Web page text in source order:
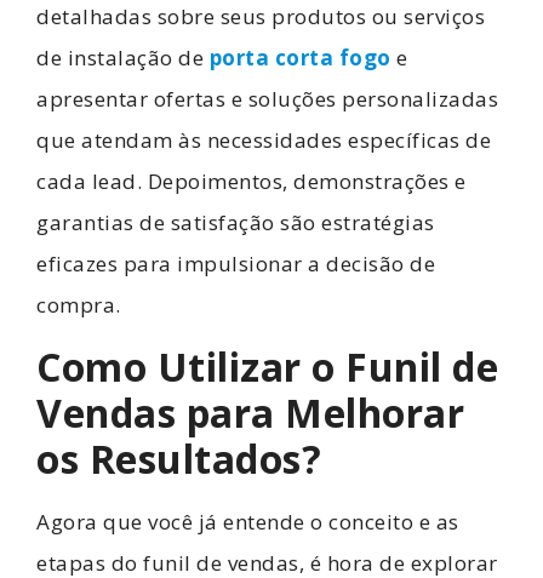
detalhadas sobre seus produtos ou serviços
de instalação de porta corta fogo e
apresentar ofertas e soluções personalizadas
que atendam às necessidades específicas de
cada lead. Depoimentos, demonstrações e
garantias de satisfação são estratégias
eficazes para impulsionar a decisão de
compra.
Como Utilizar o Funil de
Vendas para Melhorar
os Resultados?
Agora que você já entende o conceito e as
etapas do funil de vendas, é hora de explorar